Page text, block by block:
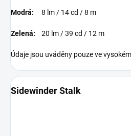
Modrá: 8 lm / 14 cd / 8 m
Zelená: 20 lm / 39 cd / 12 m
Údaje jsou uváděny pouze ve
Sidewinder Stalk